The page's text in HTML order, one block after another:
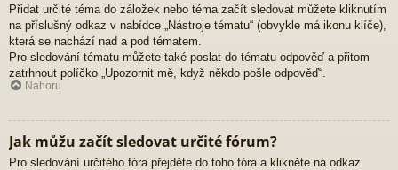
Přidat určité téma do záložek nebo téma začít sledovat můžete kliknutím
na příslušný odkaz v nabídce „Nástroje tématu“ (obvykle má ikonu klíče),
která se nachází nad a pod tématem.
Pro sledování tématu můžete také poslat do tématu odpověď a přitom
zatrhnout políčko „Upozornit mě, když někdo pošle odpověď“.
Nahoru
Jak můžu začít sledovat určité fórum?
Pro sledování určitého fóra přejděte do toho fóra a klikněte na odkaz